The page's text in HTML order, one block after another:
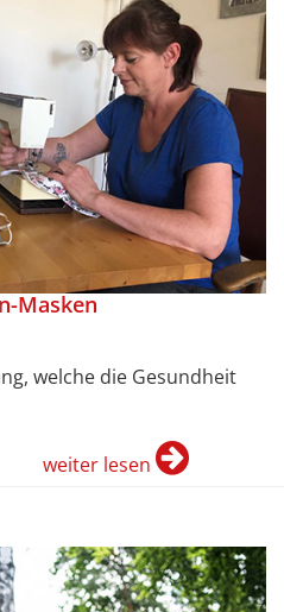
Masken
welche die Gesundheit
weiter lesen